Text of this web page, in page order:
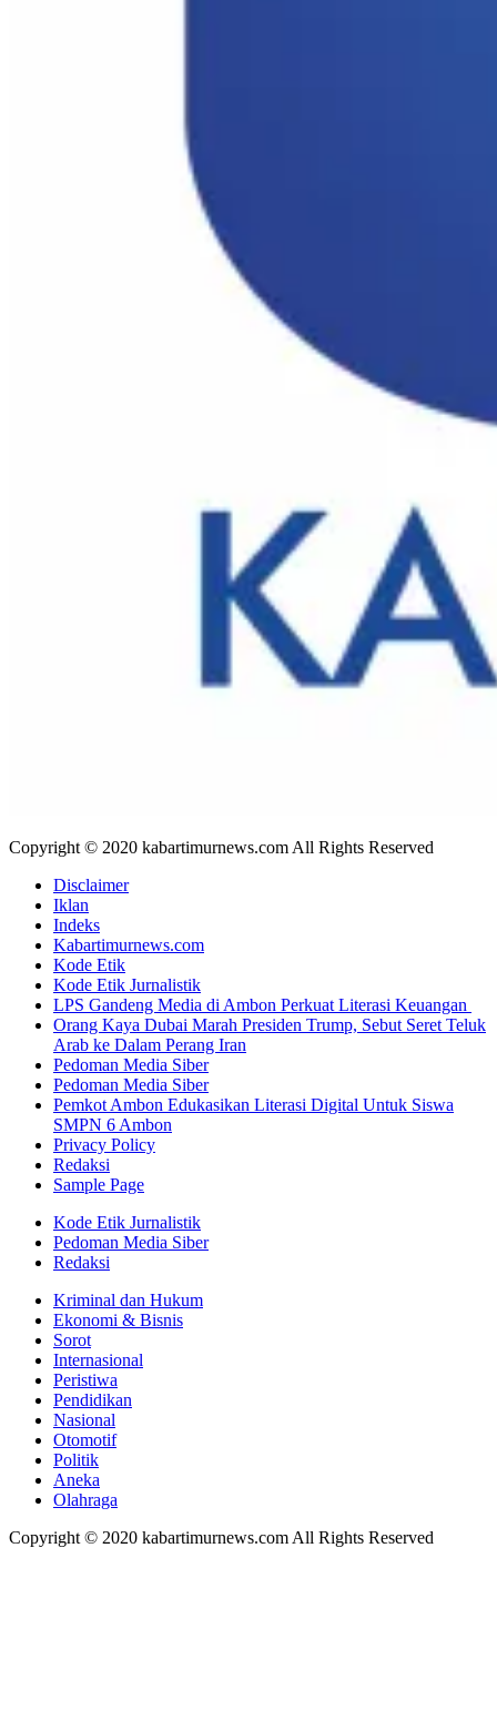
Copyright © 2020 kabartimurnews.com All Rights Reserved
Disclaimer
Iklan
Indeks
Kabartimurnews.com
Kode Etik
Kode Etik Jurnalistik
LPS Gandeng Media di Ambon Perkuat Literasi Keuangan
Orang Kaya Dubai Marah Presiden Trump, Sebut Seret Teluk
Arab ke Dalam Perang Iran
Pedoman Media Siber
Pedoman Media Siber
Pemkot Ambon Edukasikan Literasi Digital Untuk Siswa
SMPN 6 Ambon
Privacy Policy
Redaksi
Sample Page
Kode Etik Jurnalistik
Pedoman Media Siber
Redaksi
Kriminal dan Hukum
Ekonomi & Bisnis
Sorot
Internasional
Peristiwa
Pendidikan
Nasional
Otomotif
Politik
Aneka
Olahraga
Copyright © 2020 kabartimurnews.com All Rights Reserved